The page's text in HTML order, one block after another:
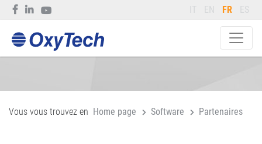
IT EN FR ES
Vous vous trouvez en Home page Software Partenaires